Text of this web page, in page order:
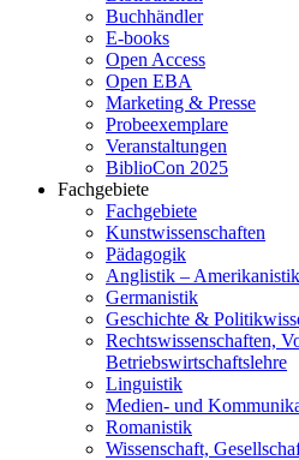
Buchhändler
E-books
Open Access
Open EBA
Marketing & Presse
Probeexemplare
Veranstaltungen
BiblioCon 2025
Fachgebiete
Fachgebiete
Kunstwissenschaften
Pädagogik
Anglistik – Amerikanistik
Germanistik
Geschichte &
Rechtswissenschaften,
Betriebswirtschaftslehre
Linguistik
Medien- und
Romanistik
Wissenschaft,